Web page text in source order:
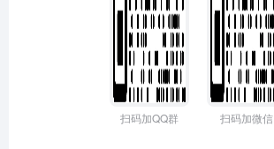
扫码加QQ群 扫码加微信